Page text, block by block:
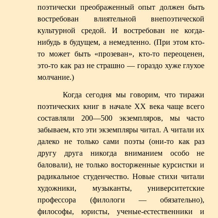
поэтически преображенный опыт должен быть
востребован влиятельной внепоэтической
культурной средой. И востребован не когда-
нибудь в будущем, а немедленно. (При этом кто-
то может быть «прозеван», кто-то переоценен,
это-то как раз не страшно — гораздо хуже глухое
молчание.)
Когда сегодня мы говорим, что тиражи
поэтических книг в начале XX века чаще всего
составляли 200—500 экземпляров, мы часто
забываем, кто эти экземпляры читал. А читали их
далеко не только сами поэты (они-то как раз
другу друга никогда вниманием особо не
баловали), не только восторженные курсистки и
радикальное студенчество. Новые стихи читали
художники, музыканты, университетские
профессора (филологи — обязательно),
философы, юристы, ученые-естественники и